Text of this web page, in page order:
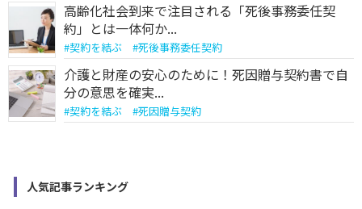
高齢化社会到来で注目される「死後事務委任契
約」とは一体何か...
#契約を結ぶ #死後事務委任契約
介護と財産の安心のために！死因贈与契約書で自
分の意思を確実...
#契約を結ぶ #死因贈与契約
人気記事ランキング